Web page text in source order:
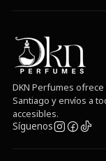
DKN Perfumes
Santiago y envíos a
accesibles.
Síguenos